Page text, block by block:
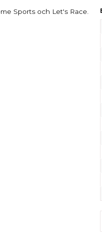
Sports och Let's Race.